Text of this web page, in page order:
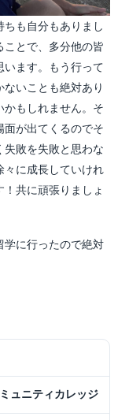
も自分もありまし
ことで、多分他の皆
います。もう行って
いことも絶対あり
かもしれません。そ
が出てくるのでそ
敗を失敗と思わな
々に成長していけれ
共に頑張りましょ
学に行ったので絶対
ュニティカレッジ